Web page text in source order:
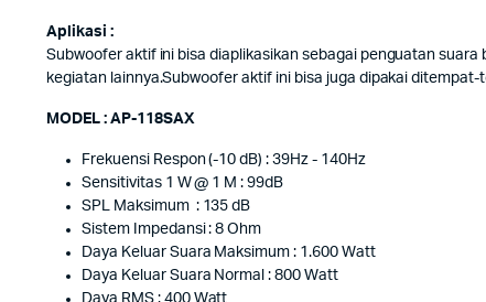
Aplikasi :
Subwoofer aktif ini bisa diaplikasikan sebagai penguatan
kegiatan lainnya.Subwoofer aktif ini bisa juga dipakai
MODEL : AP-118SAX
Frekuensi Respon (-10 dB) : 39Hz - 140Hz
Sensitivitas 1 W @ 1 M : 99dB
SPL Maksimum : 135 dB
Sistem Impedansi : 8 Ohm
Daya Keluar Suara Maksimum : 1.600 Watt
Daya Keluar Suara Normal : 800 Watt
Daya RMS : 400 Watt